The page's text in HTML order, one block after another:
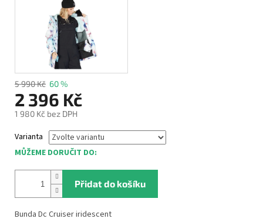
5 990 Kč 60 %
2 396 Kč
1 980 Kč bez DPH
cena:
Varianta
MŮŽEME DORUČIT DO:
Přidat do košíku
Bunda Dc Cruiser iridescent